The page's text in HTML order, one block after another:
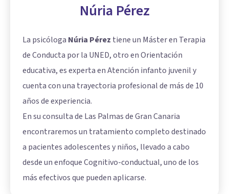
Núria Pérez
La psicóloga Núria Pérez tiene un Máster en Terapia
de Conducta por la UNED, otro en Orientación
educativa, es experta en Atención infanto juvenil y
cuenta con una trayectoria profesional de más de 10
años de experiencia.
En su consulta de Las Palmas de Gran Canaria
encontraremos un tratamiento completo destinado
a pacientes adolescentes y niños, llevado a cabo
desde un enfoque Cognitivo-conductual, uno de los
más efectivos que pueden aplicarse.